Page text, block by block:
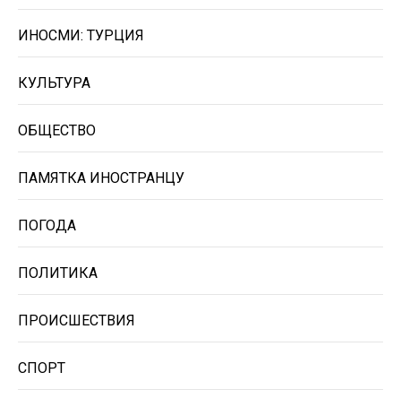
ИНОСМИ: ТУРЦИЯ
КУЛЬТУРА
ОБЩЕСТВО
ПАМЯТКА ИНОСТРАНЦУ
ПОГОДА
ПОЛИТИКА
ПРОИСШЕСТВИЯ
СПОРТ